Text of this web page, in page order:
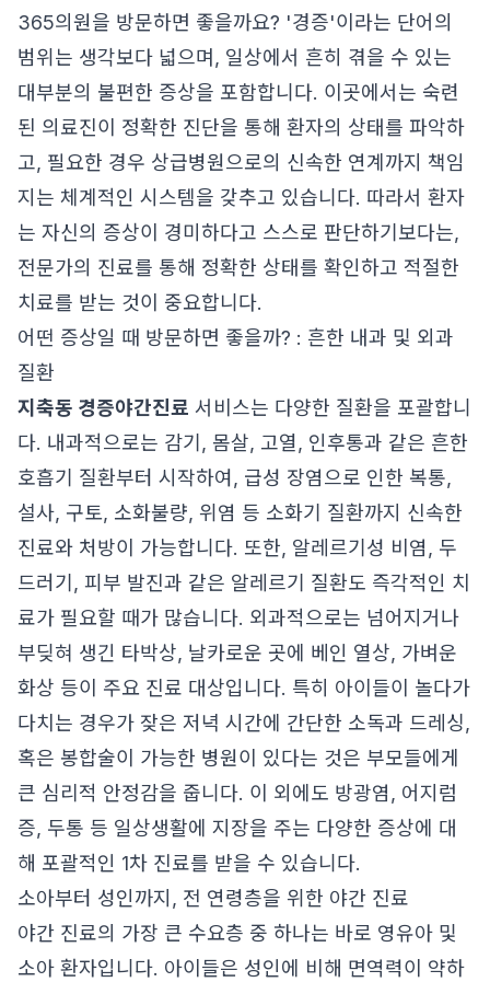
365의원을 방문하면 좋을까요? '경증'이라는 단어의
범위는 생각보다 넓으며, 일상에서 흔히 겪을 수 있는
대부분의 불편한 증상을 포함합니다. 이곳에서는 숙련
된 의료진이 정확한 진단을 통해 환자의 상태를 파악하
고, 필요한 경우 상급병원으로의 신속한 연계까지 책임
지는 체계적인 시스템을 갖추고 있습니다. 따라서 환자
는 자신의 증상이 경미하다고 스스로 판단하기보다는,
전문가의 진료를 통해 정확한 상태를 확인하고 적절한
치료를 받는 것이 중요합니다.
어떤 증상일 때 방문하면 좋을까? : 흔한 내과 및 외과
질환
지축동 경증야간진료 서비스는 다양한 질환을 포괄합니
다. 내과적으로는 감기, 몸살, 고열, 인후통과 같은 흔한
호흡기 질환부터 시작하여, 급성 장염으로 인한 복통,
설사, 구토, 소화불량, 위염 등 소화기 질환까지 신속한
진료와 처방이 가능합니다. 또한, 알레르기성 비염, 두
드러기, 피부 발진과 같은 알레르기 질환도 즉각적인 치
료가 필요할 때가 많습니다. 외과적으로는 넘어지거나
부딪혀 생긴 타박상, 날카로운 곳에 베인 열상, 가벼운
화상 등이 주요 진료 대상입니다. 특히 아이들이 놀다가
다치는 경우가 잦은 저녁 시간에 간단한 소독과 드레싱,
혹은 봉합술이 가능한 병원이 있다는 것은 부모들에게
큰 심리적 안정감을 줍니다. 이 외에도 방광염, 어지럼
증, 두통 등 일상생활에 지장을 주는 다양한 증상에 대
해 포괄적인 1차 진료를 받을 수 있습니다.
소아부터 성인까지, 전 연령층을 위한 야간 진료
야간 진료의 가장 큰 수요층 중 하나는 바로 영유아 및
소아 환자입니다. 아이들은 성인에 비해 면역력이 약하